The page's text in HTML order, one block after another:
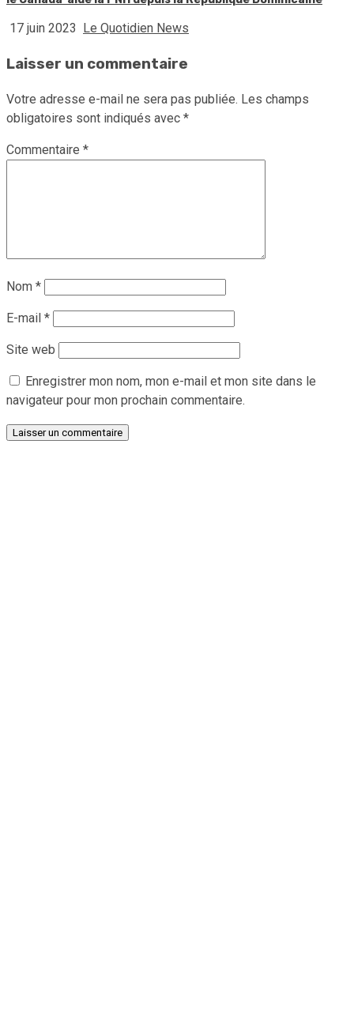
17 juin 2023 Le Quotidien News
Laisser un commentaire
Votre adresse e-mail ne sera pas publiée. Les champs
obligatoires sont indiqués avec *
Commentaire *
Nom *
E-mail *
Site web
Enregistrer mon nom, mon e-mail et mon site dans le
navigateur pour mon prochain commentaire.